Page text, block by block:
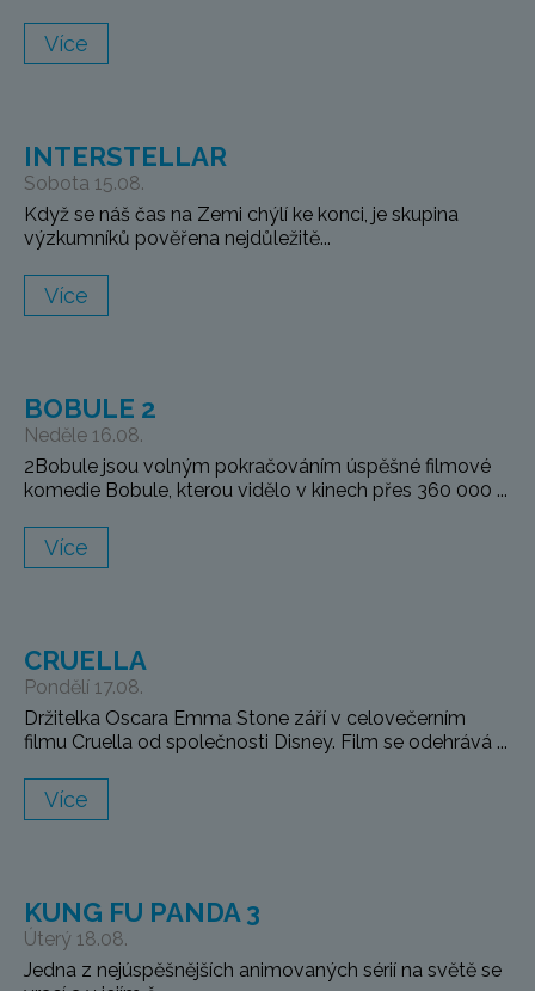
Více
INTERSTELLAR
Sobota 15.08.
Když se náš čas na Zemi chýlí ke konci, je skupina
výzkumníků pověřena nejdůležitě...
Více
BOBULE 2
Neděle 16.08.
2Bobule jsou volným pokračováním úspěšné filmové
komedie Bobule, kterou vidělo v kinech přes 360 000 ...
Více
CRUELLA
Pondělí 17.08.
Držitelka Oscara Emma Stone září v celovečerním
filmu Cruella od společnosti Disney. Film se odehrává ...
Více
KUNG FU PANDA 3
Úterý 18.08.
Jedna z nejúspěšnějších animovaných sérií na světě se